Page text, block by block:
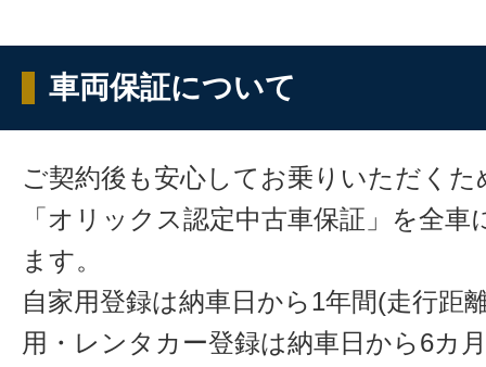
車両保証について
ご契約後も安心してお乗りいただくた
「オリックス認定中古車保証」を全
ます。
自家用登録は納車日から1年間(走行距
用・レンタカー登録は納車日から6カ